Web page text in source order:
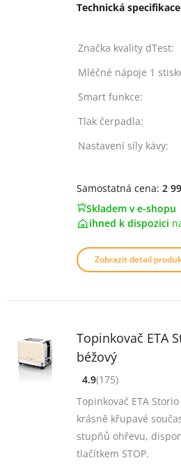
Technická
Značka kvality dTest:
Mléčné nápoje 1
Smart funkce:
Tlak čerpadla:
Nastavení síly kávy:
Samostatná cena: 2
Skladem v e-shopu
ihned k dispozici
Zobrazit detail
Topinkovač ETA
béžový
4.9
z 5
4.9(175)
Topinkovač ETA
krásně křupavé
stupňů ohřevu,
tlačítkem STOP.